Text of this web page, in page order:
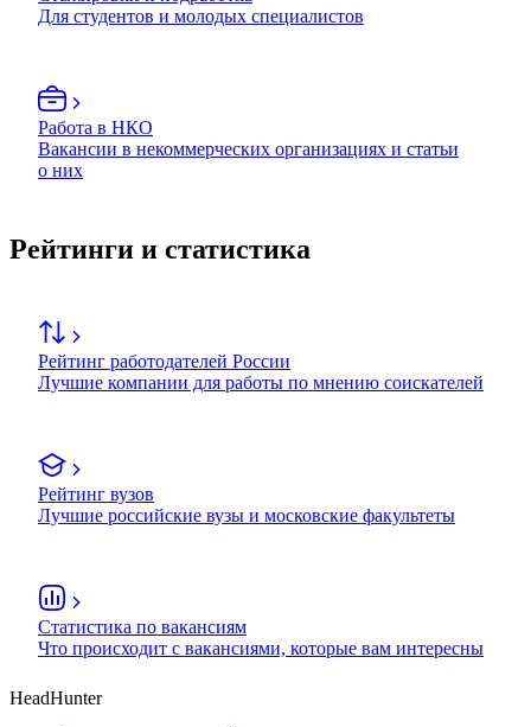
Для студентов и молодых специалистов
Работа в НКО
Вакансии в некоммерческих организациях и статьи
о них
Рейтинги и статистика
Рейтинг работодателей России
Лучшие компании для работы по мнению соискателей
Рейтинг вузов
Лучшие российские вузы и московские факультеты
Статистика по вакансиям
Что происходит с вакансиями, которые вам интересны
HeadHunter